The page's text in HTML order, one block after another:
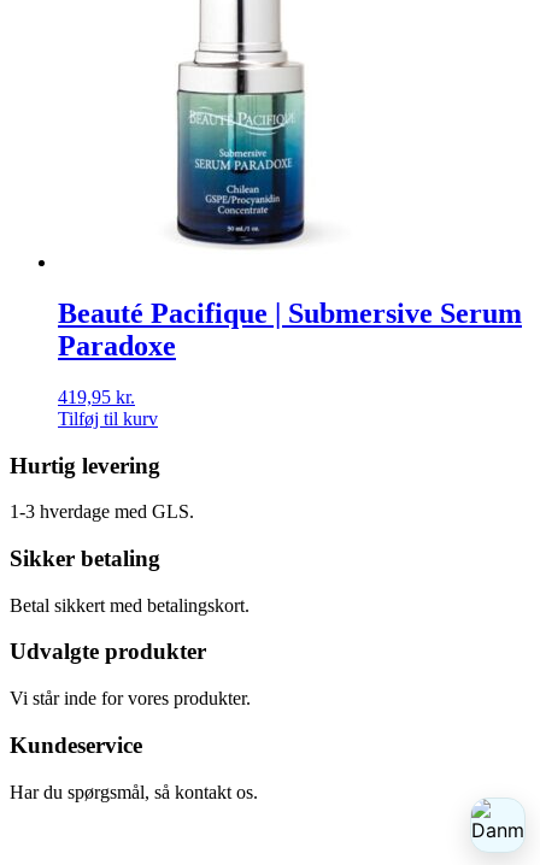
Beauté Pacifique | Submersive Serum
Paradoxe
419,95 kr.
Tilføj til kurv
Hurtig levering
1-3 hverdage med GLS.
Sikker betaling
Betal sikkert med betalingskort.
Udvalgte produkter
Vi står inde for vores produkter.
Kundeservice
Har du spørgsmål, så kontakt os.